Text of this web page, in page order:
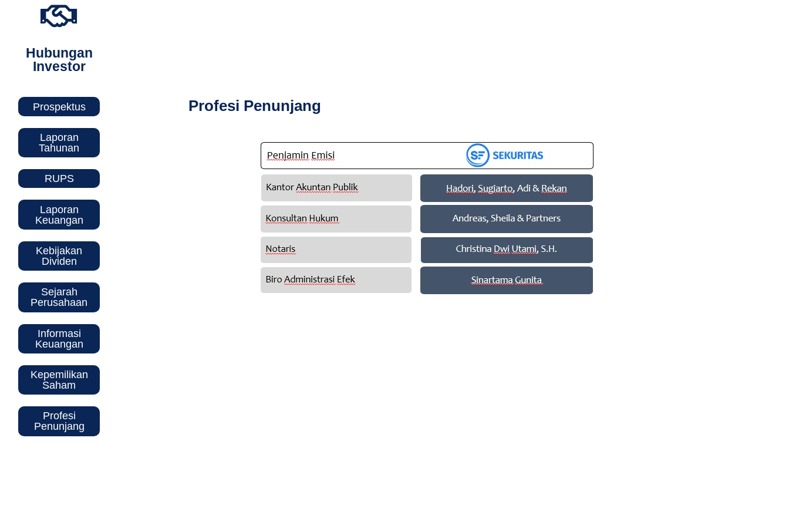
Hubungan
Investor
Prospektus
Laporan
Tahunan
RUPS
Laporan
Keuangan
Kebijakan
Dividen
Sejarah
Perusahaan
Informasi
Keuangan
Kepemilikan
Saham
Profesi
Penunjang
Profesi Penunjang